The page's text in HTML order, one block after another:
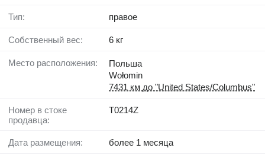
Тип: правое
Собственный вес: 6 кг
Место расположения:
Польша
Wołomin
7431 км до "United States/Columbus"
Номер в стоке
продавца:
T0214Z
Дата размещения: более 1 месяца